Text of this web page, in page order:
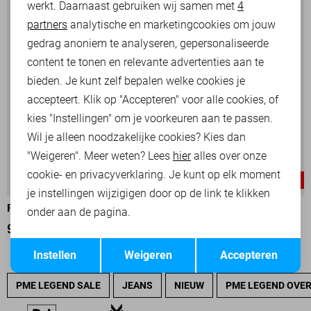
-50%
PME LEGEND JAS
95,00
PME LEGEND SALE JEANS NIEUW PME LEGEND
Analytische cookies
Marketing cookies
Opslaan
werkt. Daarnaast gebruiken wij samen met 4
partners analytische en marketingcookies om jouw
gedrag anoniem te analyseren, gepersonaliseerde
content te tonen en relevante advertenties aan te
bieden. Je kunt zelf bepalen welke cookies je
accepteert. Klik op "Accepteren" voor alle cookies, of
kies "Instellingen" om je voorkeuren aan te passen.
Wil je alleen noodzakelijke cookies? Kies dan
"Weigeren". Meer weten? Lees hieralles over onze
cookie- en privacyverklaring. Je kunt op elk moment
je instellingen wijzigigen door op de link te klikken
onder aan de pagina.
Accepteren
Weigeren
Instellen